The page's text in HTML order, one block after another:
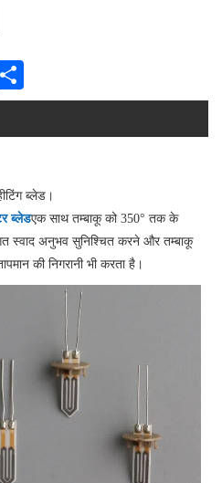
ब्लेड।
ब्लेडएक साथ तम्बाकू को 350° तक के
स्वाद अनुभव सुनिश्चित करने और तम्बाकू
की निगरानी भी करता है।